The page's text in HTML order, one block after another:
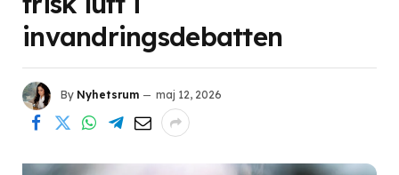
invandringsdebatten
By Nyhetsrum maj 12, 2026